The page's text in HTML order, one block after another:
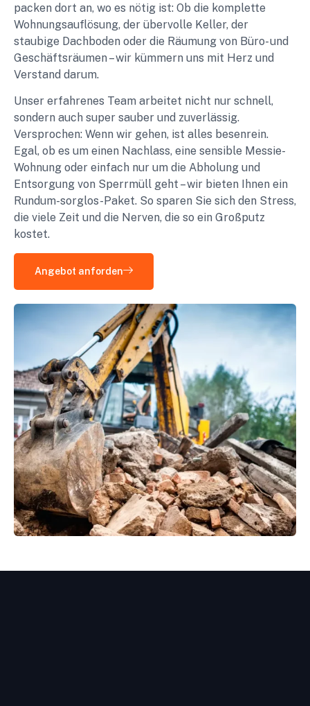
packen dort an, wo es nötig ist: Ob die komplette
Wohnungsauflösung, der übervolle Keller, der
staubige Dachboden oder die Räumung von Büro- und
Geschäftsräumen – wir kümmern uns mit Herz und
Verstand darum.
Unser erfahrenes Team arbeitet nicht nur schnell,
sondern auch super sauber und zuverlässig.
Versprochen: Wenn wir gehen, ist alles besenrein.
Egal, ob es um einen Nachlass, eine sensible Messie-
Wohnung oder einfach nur um die Abholung und
Entsorgung von Sperrmüll geht – wir bieten Ihnen ein
Rundum-sorglos-Paket. So sparen Sie sich den Stress,
die viele Zeit und die Nerven, die so ein Großputz
kostet.
Angebot anforden